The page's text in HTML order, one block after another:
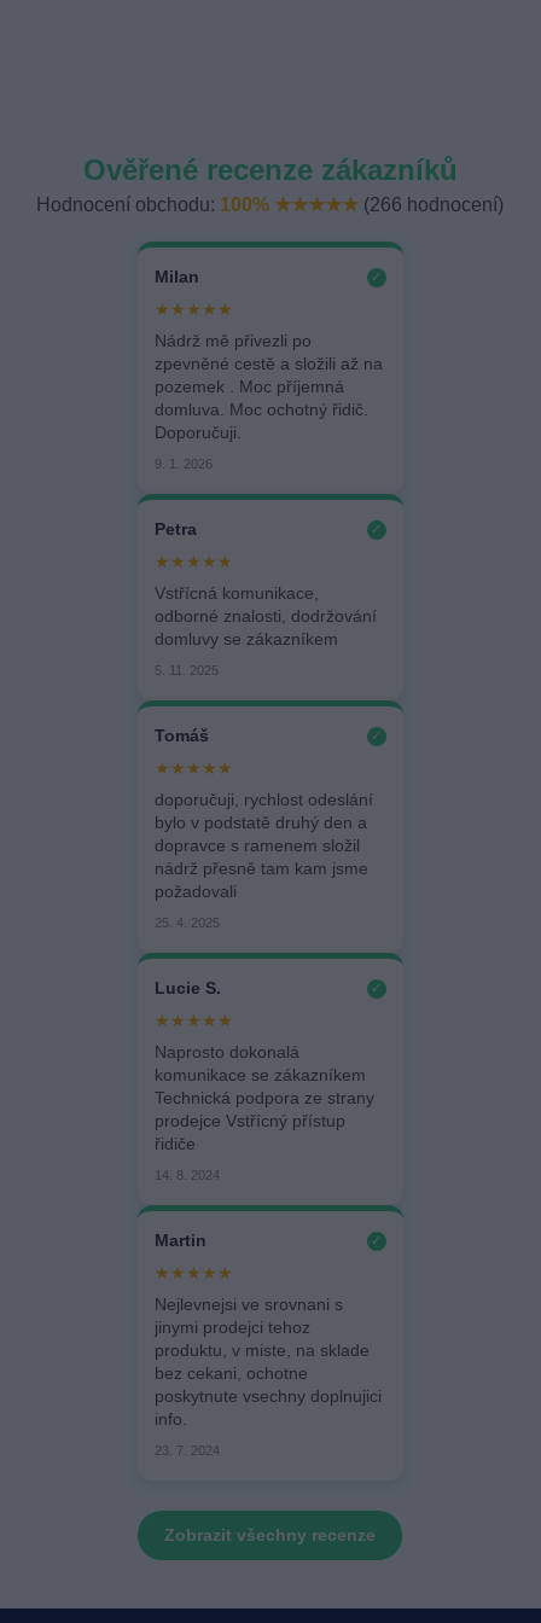
Ověřené recenze zákazníků
Hodnocení obchodu: 100% ★★★★★ (266 hodnocení)
Milan ✓
★★★★★
Nádrž mě přivezli po
zpevněné cestě a složili až na
pozemek . Moc příjemná
domluva. Moc ochotný řidič.
Doporučuji.
9. 1. 2026
Petra ✓
★★★★★
Vstřícná komunikace,
odborné znalosti, dodržování
domluvy se zákazníkem
5. 11. 2025
Tomáš ✓
★★★★★
doporučuji, rychlost odeslání
bylo v podstatě druhý den a
dopravce s ramenem složil
nádrž přesně tam kam jsme
požadovali
25. 4. 2025
Lucie S. ✓
★★★★★
Naprosto dokonalá
komunikace se zákazníkem
Technická podpora ze strany
prodejce Vstřícný přístup
řidiče
14. 8. 2024
Martin ✓
★★★★★
Nejlevnejsi ve srovnani s
jinymi prodejci tehoz
produktu, v miste, na sklade
bez cekani, ochotne
poskytnute vsechny doplnujici
info.
23. 7. 2024
Zobrazit všechny recenze